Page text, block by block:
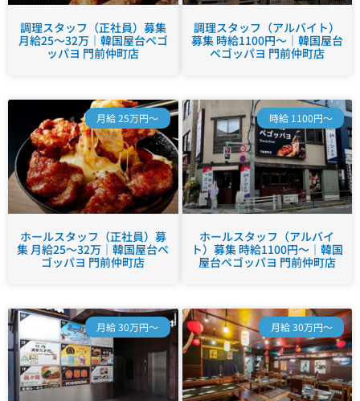
調理スタッフ（正社員）募集
月給25～32万｜韓国屋台ペゴ
ッパヨ 門前仲町店
調理スタッフ（アルバイト）
募集 時給1100円～｜韓国屋台
ペゴッパヨ 門前仲町店
月給 25万円～
ホールスタッフ（正社員）募
集 月給25～32万｜韓国屋台ペ
ゴッパヨ 門前仲町店
時給 1100円～
ホールスタッフ（アルバイ
ト）募集 時給1100円～｜韓国
屋台ペゴッパヨ 門前仲町店
月給 30万円～ 月給 30万円～